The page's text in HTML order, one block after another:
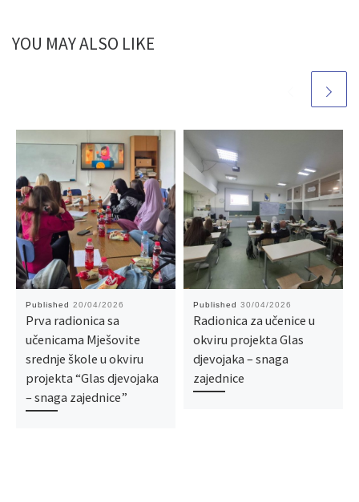
YOU MAY ALSO LIKE
Published 20/04/2026
Prva radionica sa
učenicama Mješovite
srednje škole u okviru
projekta “Glas djevojaka
– snaga zajednice”
Published 30/04/2026
Radionica za učenice u
okviru projekta Glas
djevojaka – snaga
zajednice